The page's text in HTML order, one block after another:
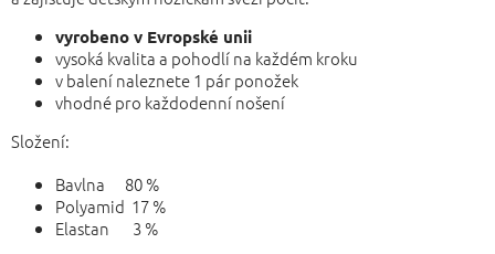
vyrobeno v Evropské unii
vysoká kvalita a pohodlí na každém kroku
v balení naleznete 1 pár ponožek
vhodné pro každodenní nošení
Složení:
Bavlna 80 %
Polyamid 17 %
Elastan 3 %